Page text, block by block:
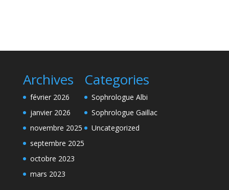
Archives
février 2026
janvier 2026
novembre 2025
septembre 2025
octobre 2023
mars 2023
Categories
Sophrologue Albi
Sophrologue Gaillac
Uncategorized